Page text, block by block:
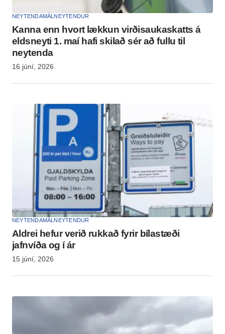
NEYTENDAMÁL NEYTENDUR
Kanna enn hvort lækkun virðisaukaskatts á
eldsneyti 1. maí hafi skilað sér að fullu til
neytenda
16 júní, 2026
NEYTENDAMÁL NEYTENDUR
Aldrei hefur verið rukkað fyrir bílastæði
jafnvíða og í ár
15 júní, 2026